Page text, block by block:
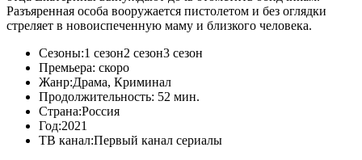
Разъяренная особа вооружается пистолетом и без оглядки
стреляет в новоиспеченную маму и близкого человека.
Сезоны:1 сезон2 сезон3 сезон
Премьера: скоро
Жанр:Драма, Криминал
Продолжительность: 52 мин.
Страна:Россия
Год:2021
ТВ канал:Первый канал сериалы